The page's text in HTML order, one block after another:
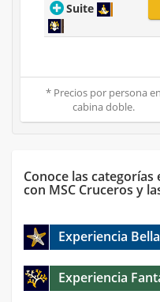
Suite
* Precios por persona en
cabina doble.
Conoce las
con MSC Cruceros y
Experiencia Bella
Experiencia